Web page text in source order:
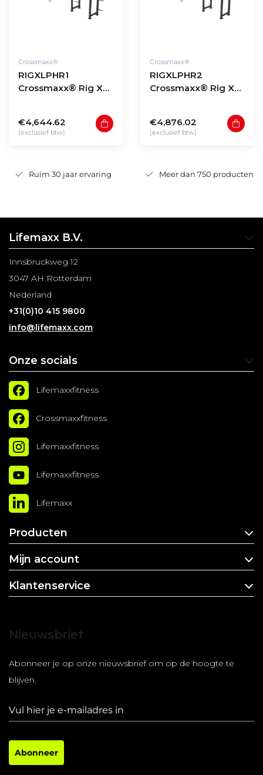
Crossmaxx®
RIGXLPHR1
Crossmaxx® Rig XL
€4,644.62
(exclusief btw)
Crossmaxx®
RIGXLPHR2
Crossmaxx® Rig XL
€4,876.02
(exclusief btw)
Ruim 30 jaar ervaring Meer dan 750 producten
Lifemaxx B.V.
Innsbruckweg 12
3047 AH Rotterdam
Nederland
+31(0)10 415 9800
info@lifemaxx.com
Onze socials
Lifemaxxfitness
Crossmaxxfitness
Lifemaxxfitness
Lifemaxxfitness
Lifemaxx
Producten
Mijn account
Klantenservice
Nieuwsbrief
Abonneer je op onze nieuwsbrief om op de hoogte te
blijven.
Abonneer